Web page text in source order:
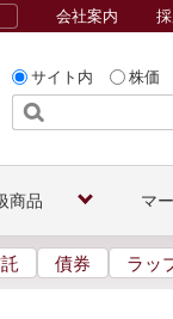
サイト内 株価
会社案内
商品 マ
債券 ラッ